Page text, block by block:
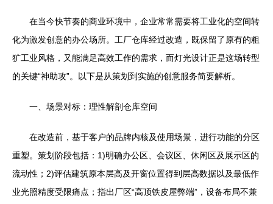
在当今快节奏的商业环境中，企业常常需要将工业化的空间转
化为激发创意的办公场所。工厂仓库经过改造，既保留了原有的粗
犷工业风格，又能满足高效工作的需求，而灯光设计正是这场转型
的关键“神助攻”。以下是从策划到实施的创意服务简要解析。
一、场景对标：理性解剖仓库空间
在改造前，基于客户的品牌内核及使用场景，进行功能的分区
重塑。策划阶段包括：1)明确办公区、会议区、休闲区及展示区的
流动性；2)评估建筑原本层高及开窗位置得到层高数据以及最低作
业光照精度受限痛点；指出厂区“高顶铁皮屋弊端”，设备布局不兼